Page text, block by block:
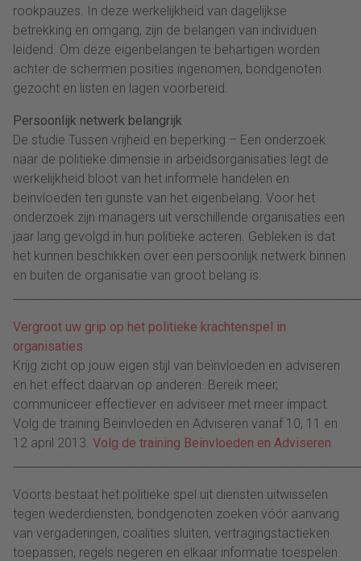
rookpauzes. In deze werkelijkheid van dagelijkse
betrekking en omgang, zijn de belangen van individuen
leidend. Om deze eigenbelangen te behartigen worden
achter de schermen posities ingenomen, bondgenoten
gezocht en listen en lagen voorbereid.
Persoonlijk netwerk belangrijk
De studie Tussen vrijheid en beperking – Een onderzoek
naar de politieke dimensie in arbeidsorganisaties legt de
werkelijkheid bloot van het informele handelen en
beïnvloeden ten gunste van het eigenbelang. Voor het
onderzoek zijn managers uit verschillende organisaties een
jaar lang gevolgd in hun politieke acteren. Gebleken is dat
het kunnen beschikken over een persoonlijk netwerk binnen
en buiten de organisatie van groot belang is.
Vergroot uw grip op het politieke krachtenspel in
organisaties
Krijg zicht op jouw eigen stijl van beïnvloeden en adviseren
en het effect daarvan op anderen. Bereik meer,
communiceer effectiever en adviseer met meer impact.
Volg de training Beinvloeden en Adviseren vanaf 10, 11 en
12 april 2013. Volg de training Beinvloeden en Adviseren
Voorts bestaat het politieke spel uit diensten uitwisselen
tegen wederdiensten, bondgenoten zoeken vóór aanvang
van vergaderingen, coalities sluiten, vertragingstactieken
toepassen, regels negeren en elkaar informatie toespelen.